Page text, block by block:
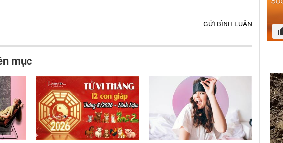
GỬI BÌNH LUẬN
mục